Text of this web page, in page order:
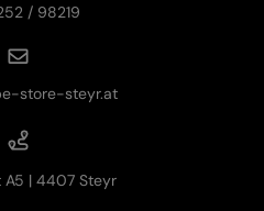
/ 98219
store-steyr.at
A5 | 4407 Steyr